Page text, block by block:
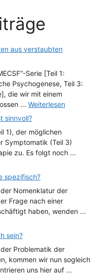
aus verstaubten
Serie [Teil 1:
Psychogenese, Teil 3:
die wir mit einem
... Weiterlesen
sinnvoll?
1), der möglichen
Symptomatik (Teil 3)
zu. Es folgt noch ...
spezifisch?
Nomenklatur der
Frage nach einer
haben, wenden ...
sein?
Problematik der
kommen wir nun sogleich
uns hier auf ...